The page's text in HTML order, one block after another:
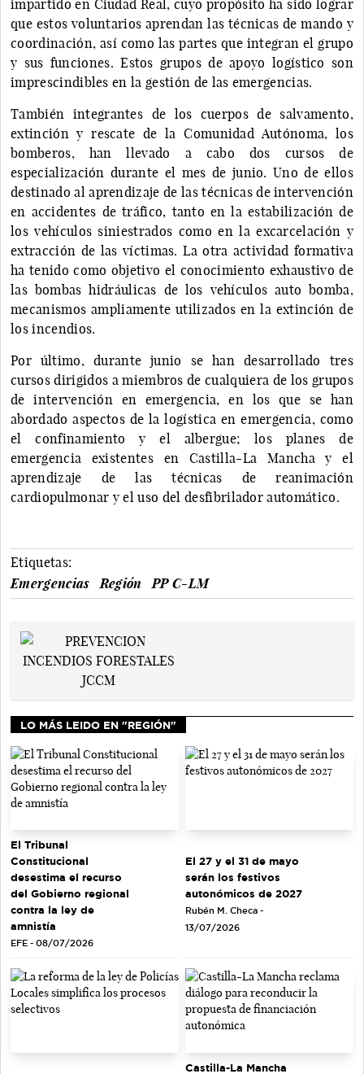
impartido en Ciudad Real, cuyo propósito ha sido lograr
que estos voluntarios aprendan las técnicas de mando y
coordinación, así como las partes que integran el grupo
y sus funciones. Estos grupos de apoyo logístico son
imprescindibles en la gestión de las emergencias.
También integrantes de los cuerpos de salvamento,
extinción y rescate de la Comunidad Autónoma, los
bomberos, han llevado a cabo dos cursos de
especialización durante el mes de junio. Uno de ellos
destinado al aprendizaje de las técnicas de intervención
en accidentes de tráfico, tanto en la estabilización de
los vehículos siniestrados como en la excarcelación y
extracción de las víctimas. La otra actividad formativa
ha tenido como objetivo el conocimiento exhaustivo de
las bombas hidráulicas de los vehículos auto bomba,
mecanismos ampliamente utilizados en la extinción de
los incendios.
Por último, durante junio se han desarrollado tres
cursos dirigidos a miembros de cualquiera de los grupos
de intervención en emergencia, en los que se han
abordado aspectos de la logística en emergencia, como
el confinamiento y el albergue; los planes de
emergencia existentes en Castilla-La Mancha y el
aprendizaje de las técnicas de reanimación
cardiopulmonar y el uso del desfibrilador automático.
Etiquetas:
Emergencias
Región PP C-LM
LO MÁS LEIDO EN "REGIÓN"
El Tribunal
Constitucional
desestima el recurso
del Gobierno regional
contra la ley de
amnistía
EFE - 08/07/2026
El 27 y el 31 de mayo
serán los festivos
autonómicos de 2027
Rubén M. Checa -
13/07/2026
Castilla-La Mancha